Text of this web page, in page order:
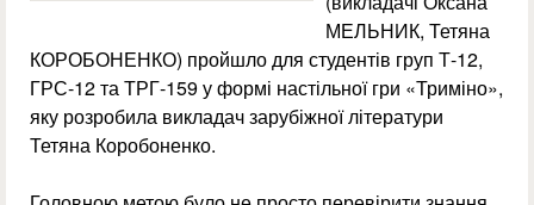
МЕЛЬНИК, Тетяна
КОРОБОНЕНКО) пройшло для студентів груп Т-12,
ГРС-12 та ТРГ-159 у формі настільної гри «Триміно»,
яку розробила викладач зарубіжної літератури
Тетяна Коробоненко.